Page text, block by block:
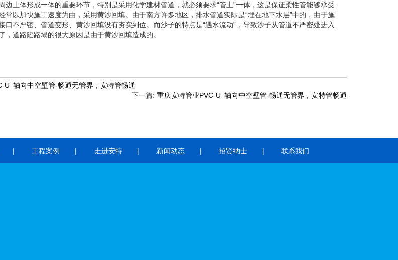
边土体形成一体的重要环节，特别是采用化学建材管道，就必须要求“管土”一体，这是保证柔性管能够承受
常以加快施工速度为由，采用黄沙回填。由于南方许多地区，排水管道实际是“埋在地下水层”中的，由于施
口不严密、管道变形、黄沙回填没有夯实到位。而沙子的特点是“遇水流动”，导致沙子从管道不严密处进入
，道路陷路塌的很大原因是由于黄沙回填造成的。
U 轴向中空壁管-畅通无管界，安特管畅通
下一篇: 重庆安特管业PVC-U 轴向中空壁管-畅通无管界，安特管畅通
工程案例 走进安特 新闻动态 招贤纳士 联系我们